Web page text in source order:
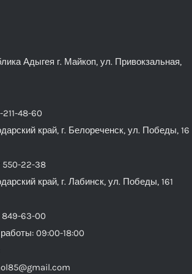
Адыгея г. Майкоп, ул. Привокзальная,
48-60
край, г. Белореченск, ул. Победы, 16
550-22-38
край, г. Лабинск, ул. Победы, 161
849-63-00
09:00-18:00